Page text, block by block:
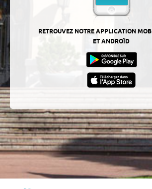
RETROUVEZ NOTRE APPLICATION
ET ANDROÏD